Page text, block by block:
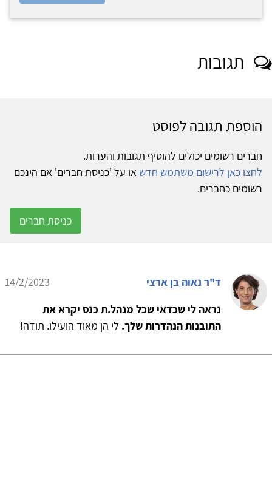
תגובות
הוספת תגובה לפוסט
חברים רשומים יכולים להוסיף תגובות והערות.
לחצו כאן לרישום משתמש חדש או על 'כניסת חברים' אם הינכם
רשומים כחברים.
כניסת חברים
ד"ר נאוה בן ארצי
14/2/2023
נראה לי שכדאי שכל מנהל.ת כנס יקרא את
התובנות הנהדרות שלך. לי הן מאוד הועילו. תודה!